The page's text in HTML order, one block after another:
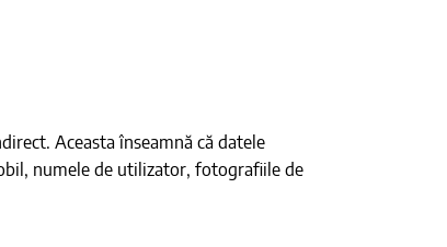
Aceasta înseamnă că datele
numele de utilizator, fotografiile de